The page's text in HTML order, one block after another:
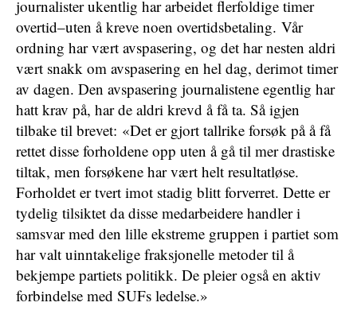
journalister ukentlig har arbeidet flerfoldige timer
overtid–uten å kreve noen overtidsbetaling. Vår
ordning har vært avspasering, og det har nesten aldri
vært snakk om avspasering en hel dag, derimot timer
av dagen. Den avspasering journalistene egentlig har
hatt krav på, har de aldri krevd å få ta. Så igjen
tilbake til brevet: «Det er gjort tallrike forsøk på å få
rettet disse forholdene opp uten å gå til mer drastiske
tiltak, men forsøkene har vært helt resultatløse.
Forholdet er tvert imot stadig blitt forverret. Dette er
tydelig tilsiktet da disse medarbeidere handler i
samsvar med den lille ekstreme gruppen i partiet som
har valt uinntakelige fraksjonelle metoder til å
bekjempe partiets politikk. De pleier også en aktiv
forbindelse med SUFs ledelse.»